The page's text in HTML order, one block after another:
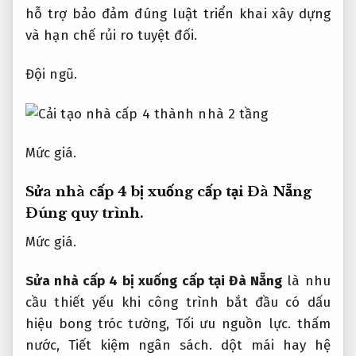
hỗ trợ bảo đảm đúng luật triển khai xây dựng
và hạn chế rủi ro tuyệt đối.
Đội ngũ.
Mức giá.
Sửa nhà cấp 4 bị xuống cấp tại Đà Nẵng
Đúng quy trình.
Mức giá.
Sửa nhà cấp 4 bị xuống cấp tại Đà Nẵng là nhu
cầu thiết yếu khi công trình bắt đầu có dấu
hiệu bong tróc tường, Tối ưu nguồn lực. thấm
nước,Tiết kiệm ngân sách. dột mái hay hệ